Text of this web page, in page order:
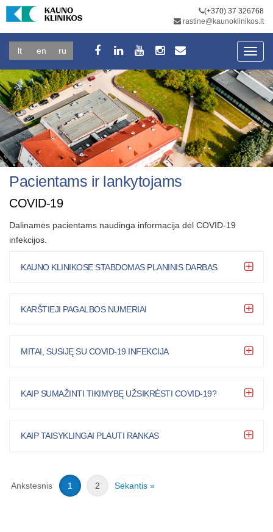
(+370) 37 326768
rastine@kaunoklinikos.lt
lt en ru
Pacientams ir lankytojams
COVID-19
Dalinamės pacientams naudinga informacija dėl COVID-19
infekcijos.
KAUNO KLINIKOSE STABDOMAS PLANINIS DARBAS
KARŠTIEJI PAGALBOS NUMERIAI
MITAI, SUSIJĘ SU COVID-19 INFEKCIJA
KAIP SUMAŽINTI TIKIMYBĘ UŽSIKRĖSTI COVID-19?
KAIP TAISYKLINGAI PLAUTI RANKAS
Ankstesnis 1 2 Sekantis